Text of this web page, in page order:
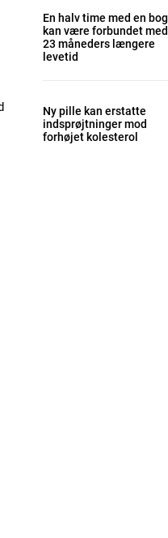
ac
tortor
En halv time med en bog
kan være forbundet med
23 måneders længere
levetid
Ny pille kan erstatte
indsprøjtninger mod
forhøjet kolesterol